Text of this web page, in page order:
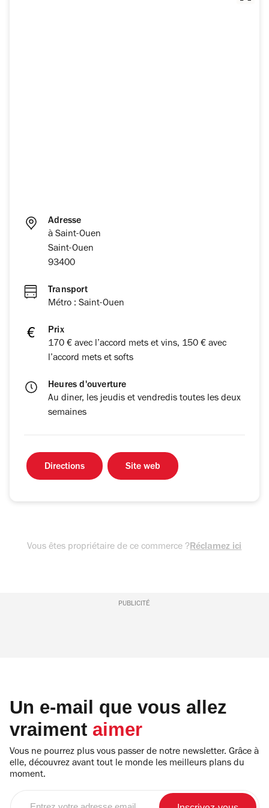
Adresse
à Saint-Ouen
Saint-Ouen
93400
Transport
Métro : Saint-Ouen
Prix
170 € avec l’accord mets et vins, 150 € avec
l’accord mets et softs
Heures d'ouverture
Au diner, les jeudis et vendredis toutes les deux
semaines
Directions Site web
Vous êtes propriétaire de ce commerce ?Réclamez ici
PUBLICITÉ
Un e-mail que vous allez
vraiment aimer
Vous ne pourrez plus vous passer de notre newsletter. Grâce à
elle, découvrez avant tout le monde les meilleurs plans du
moment.